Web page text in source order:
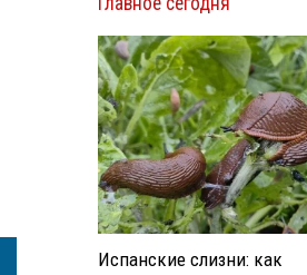
Испанские слизни: как